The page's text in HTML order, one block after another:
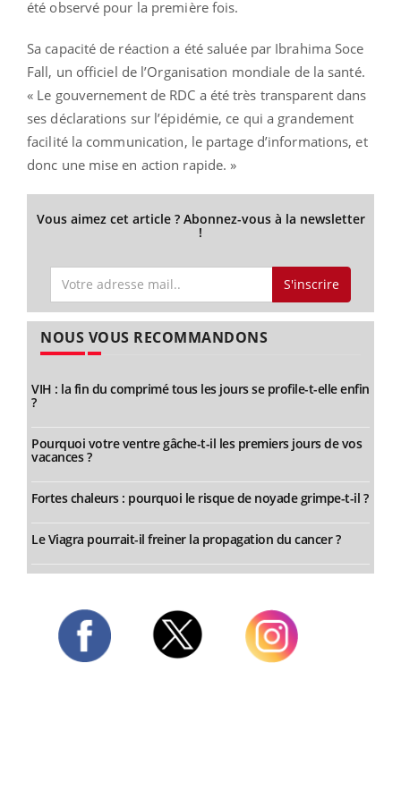
été observé pour la première fois.
Sa capacité de réaction a été saluée par Ibrahima Soce
Fall, un officiel de l’Organisation mondiale de la santé.
« Le gouvernement de RDC a été très transparent dans
ses déclarations sur l’épidémie, ce qui a grandement
facilité la communication, le partage d’informations, et
donc une mise en action rapide. »
Vous aimez cet article ? Abonnez-vous à la newsletter
!
S'inscrire
NOUS VOUS RECOMMANDONS
VIH : la fin du comprimé tous les jours se profile-t-elle enfin
?
Pourquoi votre ventre gâche-t-il les premiers jours de vos
vacances ?
Fortes chaleurs : pourquoi le risque de noyade grimpe-t-il ?
Le Viagra pourrait-il freiner la propagation du cancer ?